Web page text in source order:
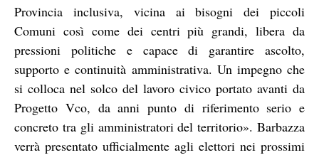
Provincia inclusiva, vicina ai bisogni dei piccoli
Comuni così come dei centri più grandi, libera da
pressioni politiche e capace di garantire ascolto,
supporto e continuità amministrativa. Un impegno che
si colloca nel solco del lavoro civico portato avanti da
Progetto Vco, da anni punto di riferimento serio e
concreto tra gli amministratori del territorio». Barbazza
verrà presentato ufficialmente agli elettori nei prossimi